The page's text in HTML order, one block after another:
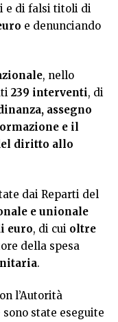
e di falsi titoli di
e denunciando
, nello
239 interventi, di
assegno
e il
diritto allo
dai Reparti del
e unionale
euro, di cui oltre
della spesa
.
l’Autorità
state eseguite